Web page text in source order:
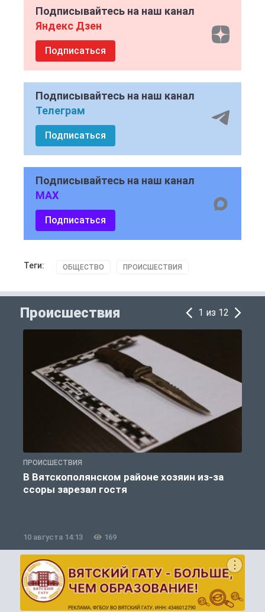
Подписывайтесь на наш канал
Яндекс Дзен
Подписаться
Подписывайтесь на наш канал
Телеграм
Подписаться
Подписывайтесь на наш канал
MAX
Подписаться
Теги: ОБЩЕСТВО ПРОИСШЕСТВИЯ
Происшествия 1 из 12
ПРОИСШЕСТВИЯ
В Вятскополянском районе хозяин из-за
ссоры зарезал гостя
10 августа 14:13 169